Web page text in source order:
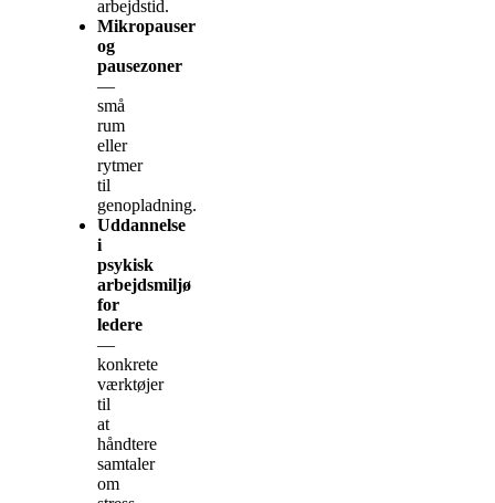
arbejdstid.
Mikropauser
og
pausezoner
—
små
rum
eller
rytmer
til
genopladning.
Uddannelse
i
psykisk
arbejdsmiljø
for
ledere
—
konkrete
værktøjer
til
at
håndtere
samtaler
om